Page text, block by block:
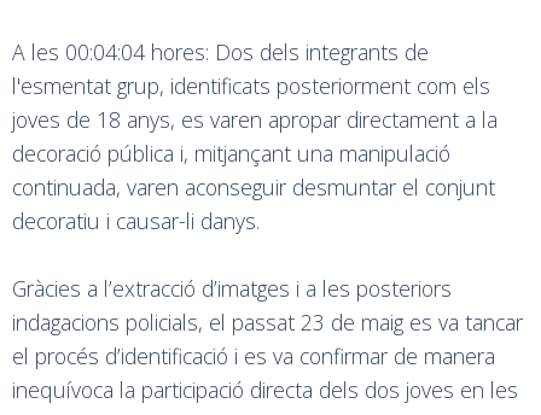
A les 00:04:04 hores: Dos dels integrants de
l'esmentat grup, identificats posteriorment com els
joves de 18 anys, es varen apropar directament a la
decoració pública i, mitjançant una manipulació
continuada, varen aconseguir desmuntar el conjunt
decoratiu i causar-li danys.
Gràcies a l’extracció d’imatges i a les posteriors
indagacions policials, el passat 23 de maig es va tancar
el procés d’identificació i es va confirmar de manera
inequívoca la participació directa dels dos joves en les